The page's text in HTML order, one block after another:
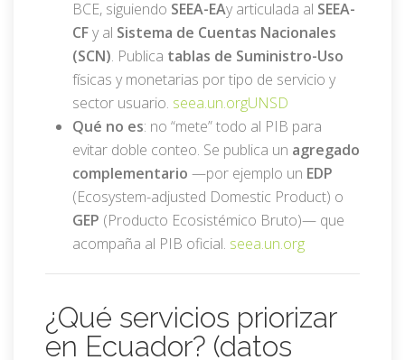
BCE, siguiendo SEEA-EAy articulada al SEEA-
CFy al Sistema de Cuentas Nacionales
(SCN). Publica tablas de Suministro-Uso
físicas y monetarias por tipo de servicio y
sector usuario. seea.un.orgUNSD
Qué no es: no “mete” todo al PIB para
evitar doble conteo. Se publica un agregado
complementario —por ejemplo un EDP
(Ecosystem-adjusted Domestic Product) o
GEP (Producto Ecosistémico Bruto)— que
acompaña al PIB oficial. seea.un.org
¿Qué servicios priorizar
en Ecuador? (datos